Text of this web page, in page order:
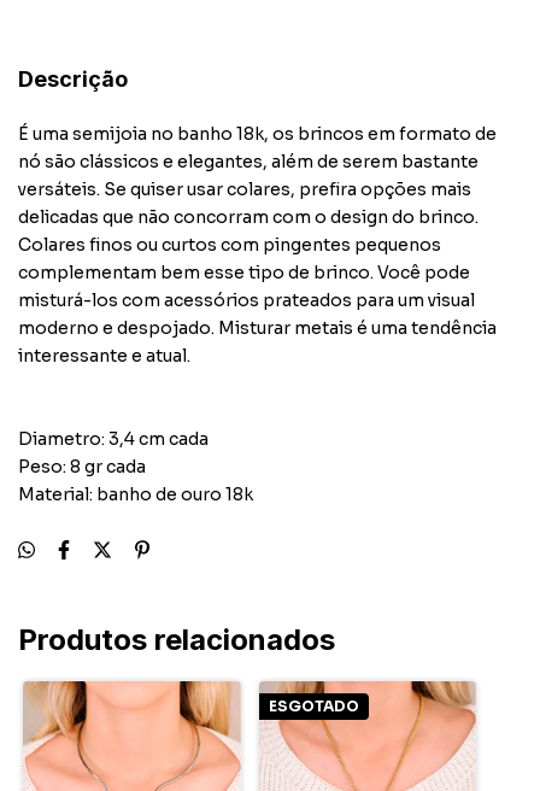
Descrição
É uma semijoia no banho 18k, os brincos em formato de
nó são clássicos e elegantes, além de serem bastante
versáteis. Se quiser usar colares, prefira opções mais
delicadas que não concorram com o design do brinco.
Colares finos ou curtos com pingentes pequenos
complementam bem esse tipo de brinco. Você pode
misturá-los com acessórios prateados para um visual
moderno e despojado. Misturar metais é uma tendência
interessante e atual.
Diametro: 3,4 cm cada
Peso: 8 gr cada
Material: banho de ouro 18k
Produtos relacionados
ESGOTADO